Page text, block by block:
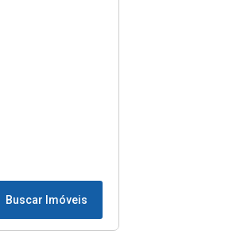
Buscar Imóveis